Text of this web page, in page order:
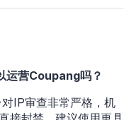
运营Coupang吗？
IP审查非常严格，机